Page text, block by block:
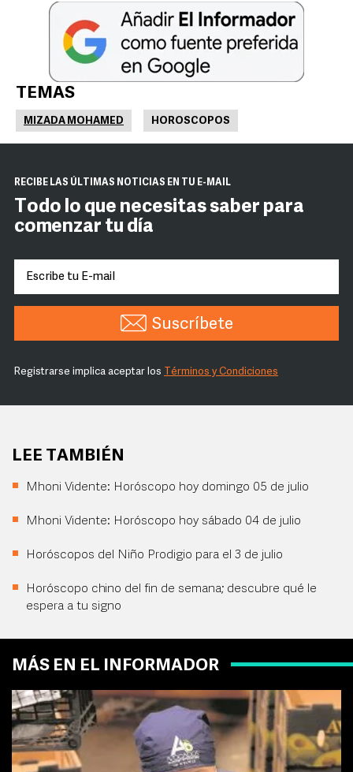
TEMAS
MIZADA MOHAMED HOROSCOPOS
RECIBE LAS ÚLTIMAS NOTICIAS EN TU E-MAIL
Todo lo que necesitas saber para
comenzar tu día
Suscríbete
Registrarse implica aceptar los Términos y Condiciones
LEE TAMBIÉN
Mhoni Vidente: Horóscopo hoy domingo 05 de julio
Mhoni Vidente: Horóscopo hoy sábado 04 de julio
Horóscopos del Niño Prodigio para el 3 de julio
Horóscopo chino del fin de semana; descubre qué le
espera a tu signo
MÁS EN EL INFORMADOR